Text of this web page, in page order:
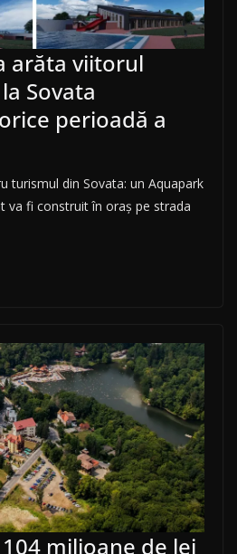
arăta viitorul
Sovata
perioadă a
turismul din Sovata: un Aquapark
va fi construit în oraș pe strada
milioane de lei